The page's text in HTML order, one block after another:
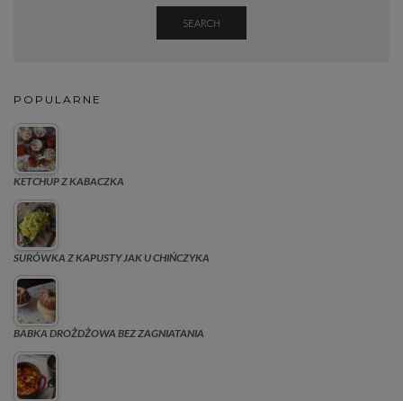
SEARCH
POPULARNE
KETCHUP Z KABACZKA
SURÓWKA Z KAPUSTY JAK U CHIŃCZYKA
BABKA DROŻDŻOWA BEZ ZAGNIATANIA